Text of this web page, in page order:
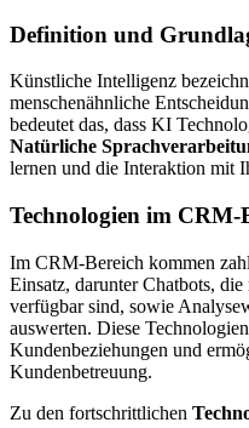
Definition und
Künstliche Intelligenz
menschenähnliche
bedeutet das, dass KI
Natürliche
lernen und die Interaktion mit
Technologien im CRM-
Im CRM-Bereich kommen
Einsatz, darunter Chatbots,
verfügbar sind, sowie
auswerten. Diese
Kundenbeziehungen und
Kundenbetreuung.
Zu den fortschrittlichen